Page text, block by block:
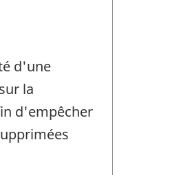
d'une
la
d'empêcher